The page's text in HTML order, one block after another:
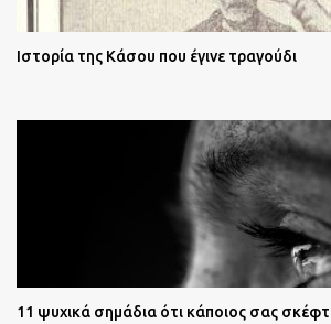
Ιστορία της Κάσου που έγινε τραγούδι
11 ψυχικά σημάδια ότι κάποιος σας